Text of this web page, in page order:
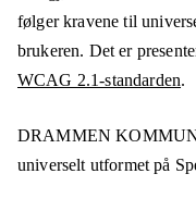
følger kravene til
brukeren. Det er
WCAG 2.1-standarden.
DRAMMEN
universelt utformet på